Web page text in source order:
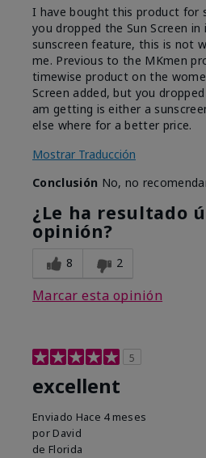
I have bought this product for
you dropped the Sun Screen
sunscreen feature, this is not
me. Previous to the MKmen
timewise product on the
Screen added, but you
am getting is either a
else where for a better price.
Mostrar Traducción
Conclusión No, no
¿Le ha resultado
opinión?
8 2
Marcar esta opinión
5
excellent
Enviado Hace 4 meses
por David
de Florida